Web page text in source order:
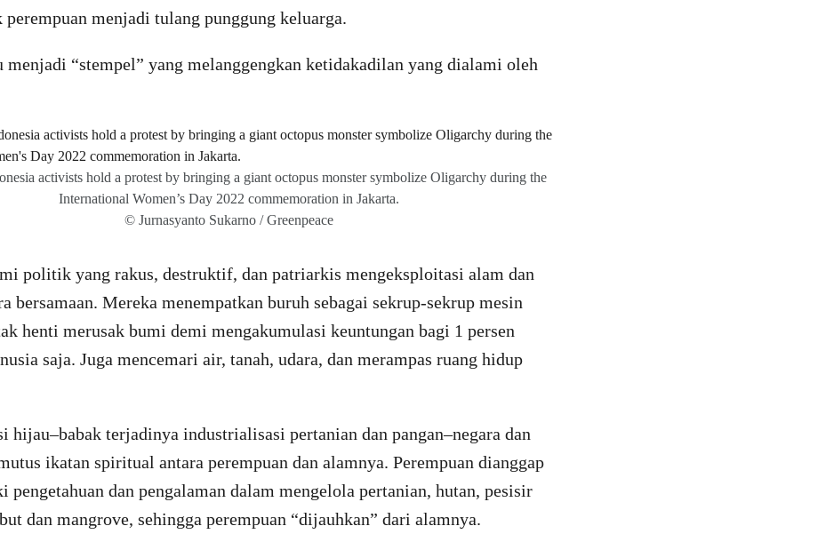
perempuan menjadi tulang punggung keluarga.
“stempel” yang melanggengkan ketidakadilan yang dialami oleh
activists hold a protest by bringing a giant octopus monster symbolize Oligarchy during the
International Women’s Day 2022 commemoration in Jakarta.
© Jurnasyanto Sukarno / Greenpeace
politik yang rakus, destruktif, dan patriarkis mengeksploitasi alam dan
bersamaan. Mereka menempatkan buruh sebagai sekrup-sekrup mesin
henti merusak bumi demi mengakumulasi keuntungan bagi 1 persen
saja. Juga mencemari air, tanah, udara, dan merampas ruang hidup
hijau–babak terjadinya industrialisasi pertanian dan pangan–negara dan
ikatan spiritual antara perempuan dan alamnya. Perempuan dianggap
dan pengalaman dalam mengelola pertanian, hutan, pesisir
dan mangrove, sehingga perempuan “dijauhkan” dari alamnya.